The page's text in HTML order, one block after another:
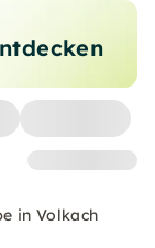
in Volkach